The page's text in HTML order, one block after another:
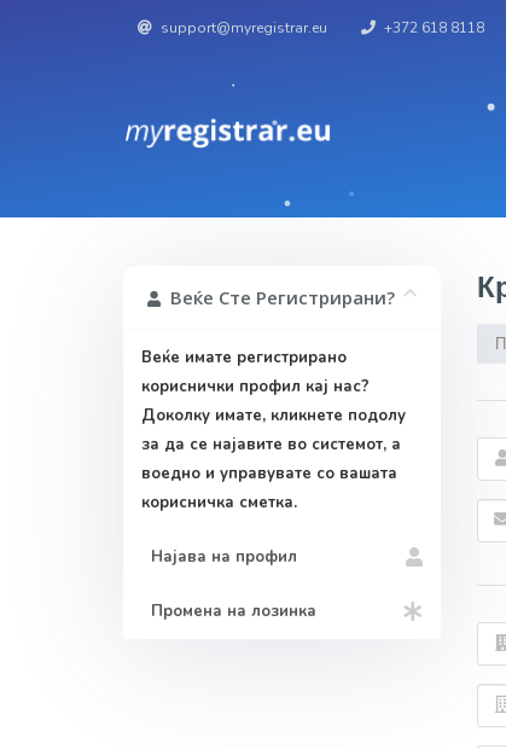
support@myregistrar.eu +372 618 8118
Веќе Сте Регистрирани?
Веќе имате регистрирано
кориснички профил кај нас?
Доколку имате, кликнете подолу
за да се најавите во системот, а
воедно и управувате со вашата
корисничка сметка.
Најава на профил
Промена на лозинка